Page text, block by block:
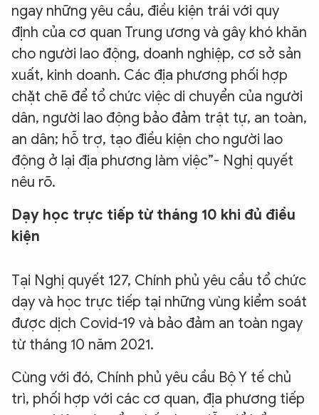
ngay những yêu cầu, điều kiện trái với quy
định của cơ quan Trung ương và gây khó khăn
cho người lao động, doanh nghiệp, cơ sở sản
xuất, kinh doanh. Các địa phương phối hợp
chặt chẽ để tổ chức việc di chuyển của người
dân, người lao động bảo đảm trật tự, an toàn,
an dân; hỗ trợ, tạo điều kiện cho người lao
động ở lại địa phương làm việc”- Nghị quyết
nêu rõ.
Dạy học trực tiếp từ tháng 10 khi đủ điều
kiện
Tại Nghị quyết 127, Chính phủ yêu cầu tổ chức
dạy và học trực tiếp tại những vùng kiểm soát
được dịch Covid-19 và bảo đảm an toàn ngay
từ tháng 10 năm 2021.
Cùng với đó, Chính phủ yêu cầu Bộ Y tế chủ
trì, phối hợp với các cơ quan, địa phương tiếp